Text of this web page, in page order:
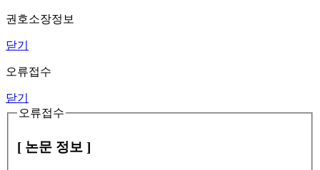
권호소장정보
닫기
오류접수
닫기
오류접수
[ 논문 정보 ]